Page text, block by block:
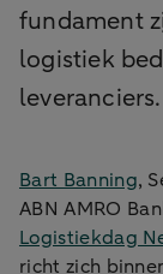
fundament
logistiek
leveranciers.
Bart Banning,
ABN AMRO
Logistiekdag
richt zich